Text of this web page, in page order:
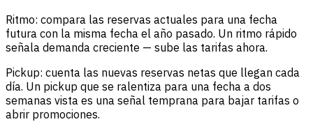
Ritmo: compara las reservas actuales para una fecha
futura con la misma fecha el año pasado. Un ritmo rápido
señala demanda creciente — sube las tarifas ahora.
Pickup: cuenta las nuevas reservas netas que llegan cada
día. Un pickup que se ralentiza para una fecha a dos
semanas vista es una señal temprana para bajar tarifas o
abrir promociones.